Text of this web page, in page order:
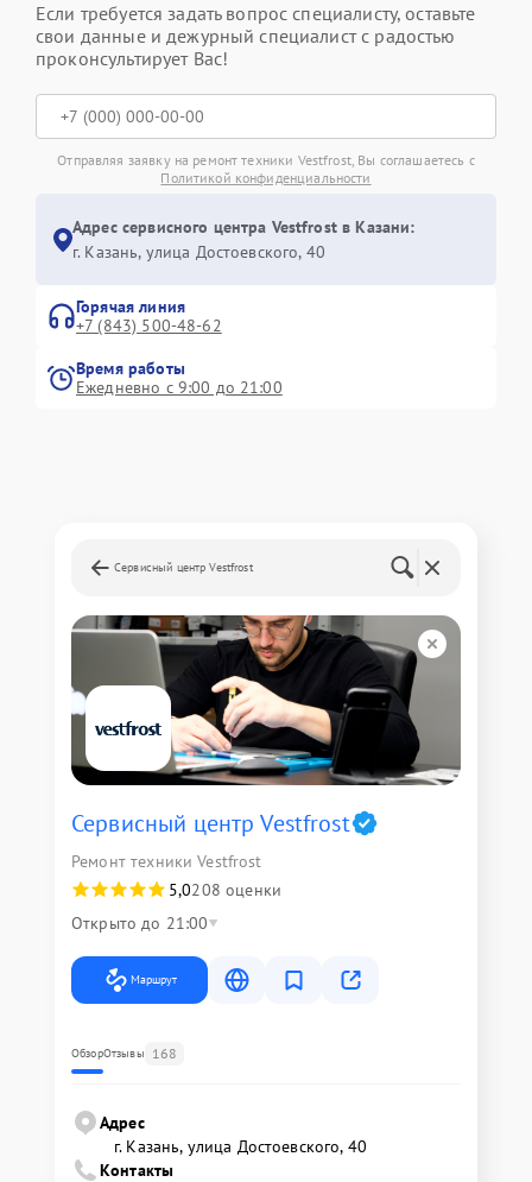
Если требуется задать вопрос специалисту, оставьте
свои данные и дежурный специалист с радостью
проконсультирует Вас!
Отправляя заявку на ремонт техники Vestfrost, Вы соглашаетесь с
Политикой конфиденциальности
Адрес сервисного центра Vestfrost в Казани:
г. Казань, улица Достоевского, 40
Горячая линия
+7 (843) 500-48-62
Время работы
Ежедневно с 9:00 до 21:00
Сервисный центр Vestfrost
Сервисный центр Vestfrost
Ремонт техники Vestfrost
5,0208 оценки
Открыто до 21:00
Маршрут
ОбзорОтзывы 168
Адрес
г. Казань, улица Достоевского, 40
Контакты